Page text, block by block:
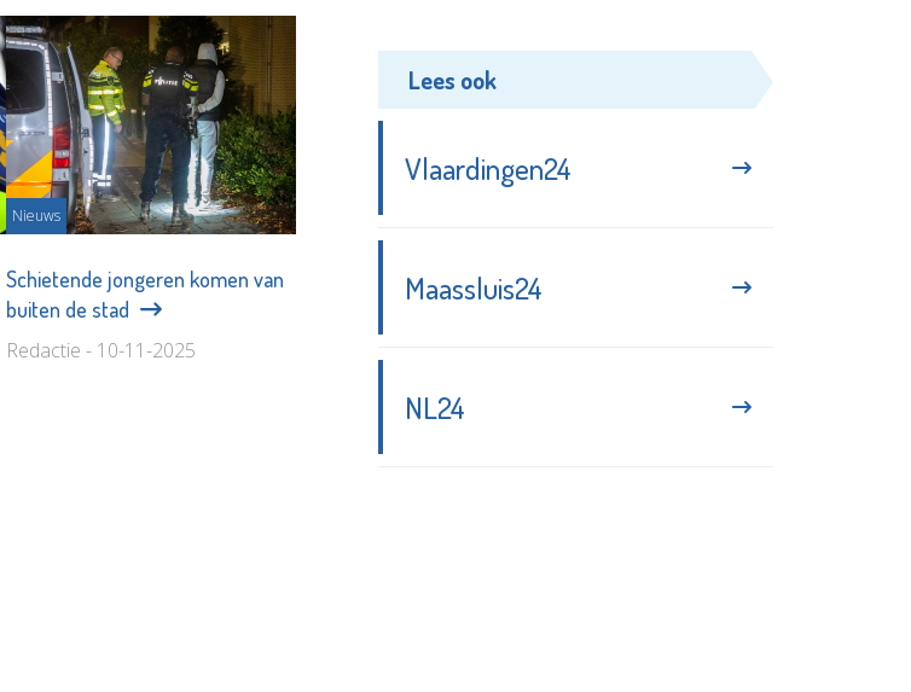
Nieuws
Schietende jongeren komen van
buiten de stad
Redactie - 10-11-2025
Lees ook
Vlaardingen24
Maassluis24
NL24